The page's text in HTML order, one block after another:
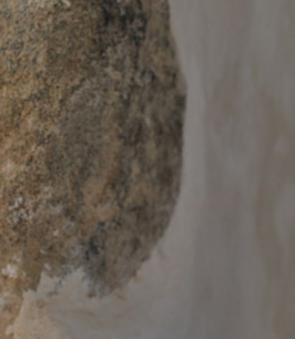
olvidado tu contraseña?
ENVIAR
+